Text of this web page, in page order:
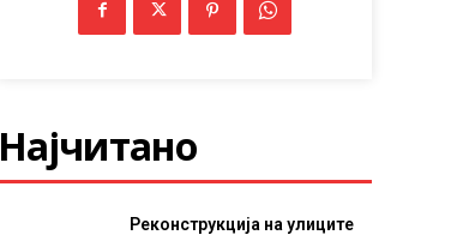
Најчитано
Реконструкција на улиците